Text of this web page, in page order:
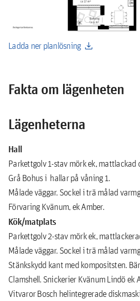
Ladda ner planlösning download
Fakta om lägenheten
Lägenheterna
Hall
Parkettgolv 1-stav mörk ek, mattlackad
Grå Bohus i hallar på våning 1.
Målade väggar. Sockel i trä målad
Förvaring Kvänum, ek Amber.
Kök/matplats
Parkettgolv 2-stav mörk ek,
Målade väggar. Sockel i trä målad
Stänkskydd kant med kompositsten.
Clamshell. Snickerier Kvänum Lindö ek
Vitvaror Bosch helintegrerade